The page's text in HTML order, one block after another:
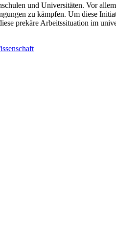
und Universitäten. Vor
zu kämpfen. Um diese
prekäre Arbeitssituation im